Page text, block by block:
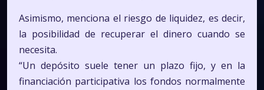
Asimismo, menciona el riesgo de liquidez, es decir,
la posibilidad de recuperar el dinero cuando se
necesita.
“Un depósito suele tener un plazo fijo, y en la
financiación participativa los fondos normalmente